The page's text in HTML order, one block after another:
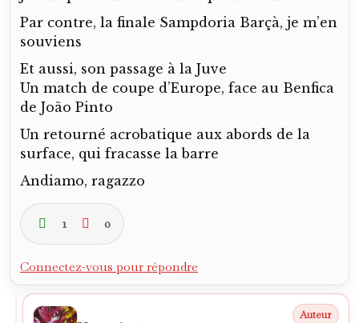
Hello Van, Vialli est déjà là en 1986. Il entre
en jeu lors du France Italie et donne
encore un joueur fruste, plutôt excentré.
C’est Boškov qui va en faire un attaquant
complet soutenu par Mancini.
0
Connectez-vous pour répondre
Bota67 dit :
22 décembre 2022 à 16h59